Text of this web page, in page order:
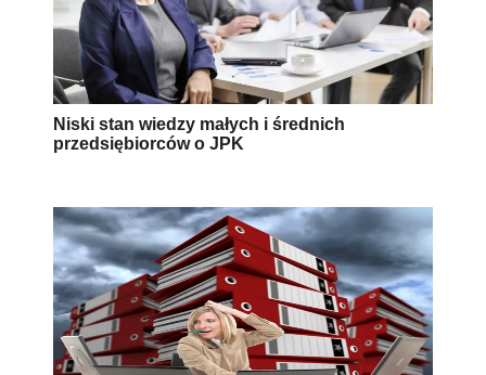
Niski stan wiedzy małych i średnich
przedsiębiorców o JPK